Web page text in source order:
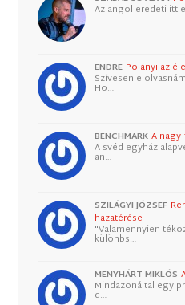
Az angol eredeti itt
ENDRE Polányi az
Szívesen
Ho…
BENCHMARK A
A svéd egyház
an…
SZILÁGYI JÓZSEF
hazatérése
"Valamennyien
különbs…
MENYHÁRT MIKLÓS
Mindazonáltal egy
d…